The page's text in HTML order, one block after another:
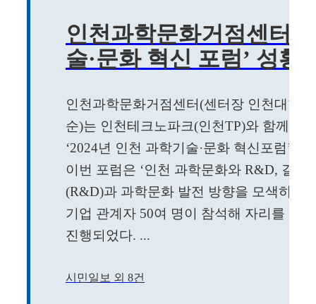
인천과학문화거점센터,
술·문화 혁신 포럼’ 성황
인천과학문화거점센터(센터장 인천대학
순)는 인천테크노파크(인천TP)와 함께 지
‘2024년 인천 과학기술·문화 혁신포럼’
이번 포럼은 ‘인천 과학문화와 R&D, 길을
(R&D)과 과학문화 발전 방향을 모색하기
기업 관계자 50여 명이 참석해 자리를 빛
진행되었다. ...
시민일보 외 8건